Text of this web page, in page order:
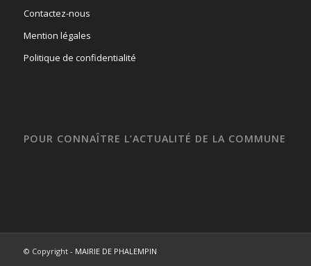
Contactez-nous
Mention légales
Politique de confidentialité
POUR CONNAÎTRE L’ACTUALITÉ DE LA COMMUNE
© Copyright - MAIRIE DE PHALEMPIN